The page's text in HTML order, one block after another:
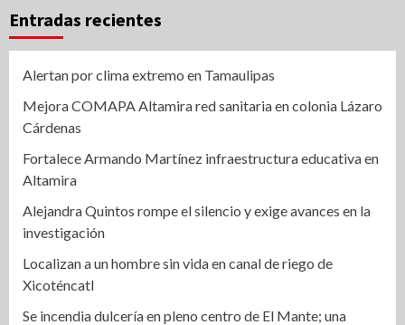
Entradas recientes
Alertan por clima extremo en Tamaulipas
Mejora COMAPA Altamira red sanitaria en colonia Lázaro
Cárdenas
Fortalece Armando Martínez infraestructura educativa en
Altamira
Alejandra Quintos rompe el silencio y exige avances en la
investigación
Localizan a un hombre sin vida en canal de riego de
Xicoténcatl
Se incendia dulcería en pleno centro de El Mante; una